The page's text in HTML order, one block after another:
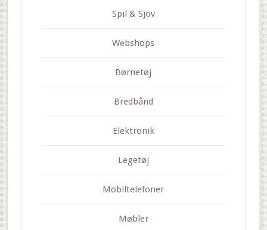
Spil & Sjov
Webshops
Børnetøj
Bredbånd
Elektronik
Legetøj
Mobiltelefoner
Møbler